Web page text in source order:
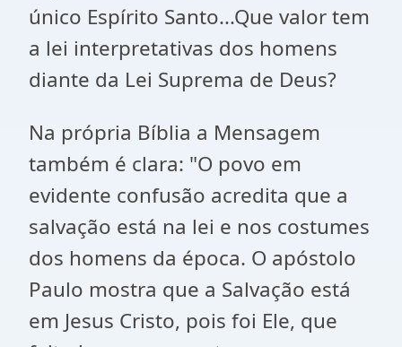
único Espírito Santo...Que valor tem
a lei interpretativas dos homens
diante da Lei Suprema de Deus?
Na própria Bíblia a Mensagem
também é clara: "O povo em
evidente confusão acredita que a
salvação está na lei e nos costumes
dos homens da época. O apóstolo
Paulo mostra que a Salvação está
em Jesus Cristo, pois foi Ele, que